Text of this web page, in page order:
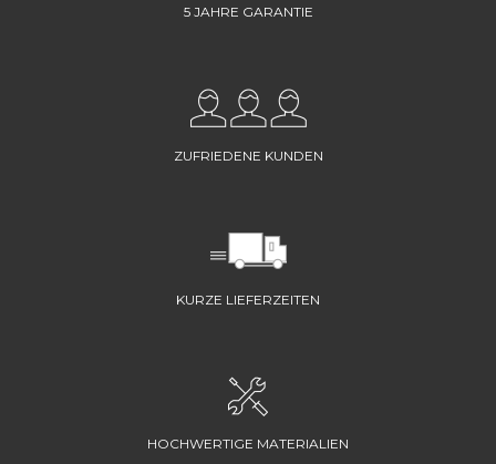
5 JAHRE GARANTIE
ZUFRIEDENE KUNDEN
KURZE LIEFERZEITEN
HOCHWERTIGE MATERIALIEN